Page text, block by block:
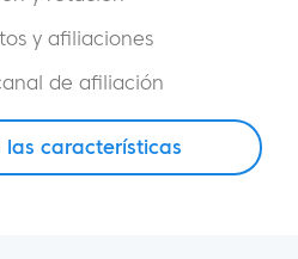
y afiliaciones
de afiliación
las características